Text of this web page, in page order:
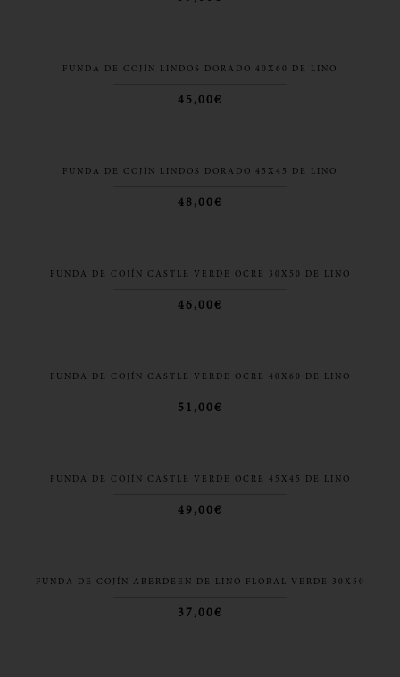
FUNDA DE COJÍN LINDOS DORADO 40X60 DE LINO
45,00€
FUNDA DE COJÍN LINDOS DORADO 45X45 DE LINO
48,00€
FUNDA DE COJÍN CASTLE VERDE OCRE 30X50 DE LINO
46,00€
FUNDA DE COJÍN CASTLE VERDE OCRE 40X60 DE LINO
51,00€
FUNDA DE COJÍN CASTLE VERDE OCRE 45X45 DE LINO
49,00€
FUNDA DE COJÍN ABERDEEN DE LINO FLORAL VERDE 30X50
37,00€